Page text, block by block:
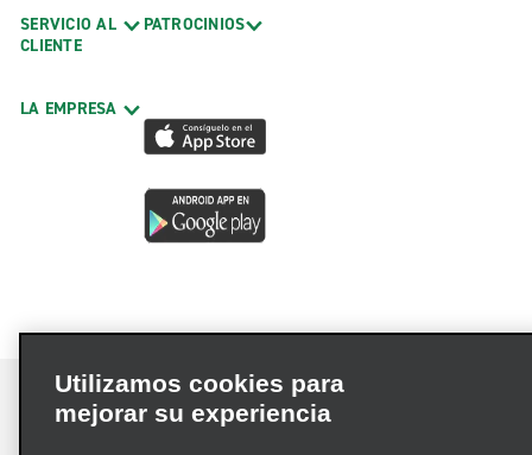
SERVICIO AL
CLIENTE
LA EMPRESA
PATROCINIOS
Utilizamos cookies para
mejorar su experiencia